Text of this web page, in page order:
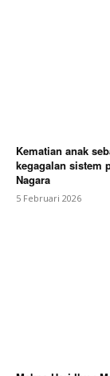
Kematian anak
kegagalan sistem
Nagara
5 Februari 2026